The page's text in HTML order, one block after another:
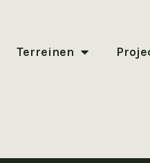
Terreinen